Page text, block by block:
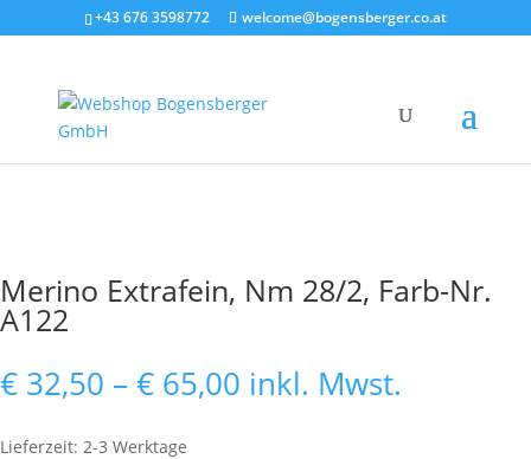
+43 676 3598772 welcome@bogensberger.co.at
Merino Extrafein, Nm 28/2, Farb-Nr.
A122
€ 32,50 – € 65,00 Preisspanne:
€ 32,50
inkl. Mwst.
Lieferzeit: 2-3 Werktage